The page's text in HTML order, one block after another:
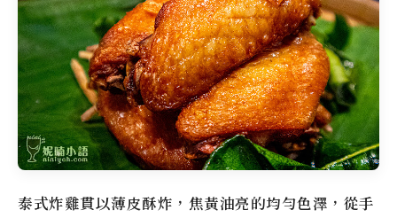
泰式炸雞貫以薄皮酥炸，焦黃油亮的均勻色澤，從手